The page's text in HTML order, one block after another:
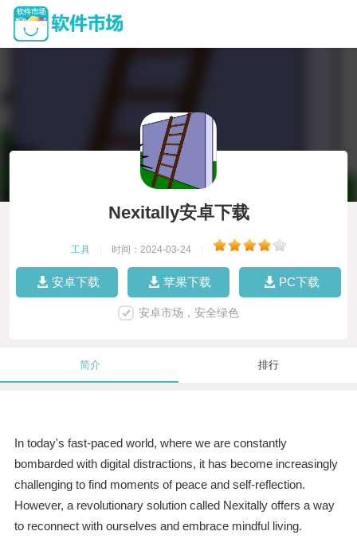
Nexitally安卓下载
工具 时间：2024-03-24
安卓下载 苹果下载 PC下载
安卓市场，安全绿色
简介 排行
In today's fast-paced world, where we are constantly
bombarded with digital distractions, it has become increasingly
challenging to find moments of peace and self-reflection.
However, a revolutionary solution called Nexitally offers a way
to reconnect with ourselves and embrace mindful living.